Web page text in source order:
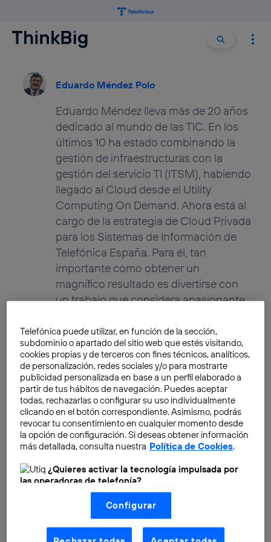
Buscar
Eduardo Méndez Polo
Eduardo Méndez lleva más de 20 años
dedicado al mundo de las TIC. En los
últimos 10 ha estado combinando la
gestión de infraestructuras con la
gestión del servicio TI (ITSM), habiendo
llegado al Cloud desde el Utility
Computing On Demand. Ahora está al
cargo de la estrategia de Cloud Privada
para los Sistemas de Información de
Telefónica España. Para él, tan
importante como obtener un
magnífico resultado es divertirse con
un trabajo que considera apasionante.
píldoras de las tecnologías y procesos
en torno a Cloud, siempre desde el
punto de vista de su opinión y
experiencia.
Open source al ataque
Eduardo Méndez Polo
Telefónica puede utilizar, en función de la sección,
subdominio o apartado del sitio web que estés visitando,
cookies propias y de terceros con fines técnicos, analíticos,
de personalización, redes sociales y/o para mostrarte
publicidad personalizada en base a un perfil elaborado a
partir de tus hábitos de navegación. Puedes aceptar
todas, rechazarlas o configurar su uso individualmente
clicando en el botón correspondiente. Asimismo, podrás
revocar tu consentimiento en cualquier momento desde
la opción de configuración. Si deseas obtener información
más detallada, consulta nuestra Política de Cookies.
¿Quieres activar la tecnología impulsada por
las operadoras de telefonía?
Nosotros, Telefónica S.A., utilizamos la tecnología Utiq para
realizar nuestras acciones de marketing digital o análisis
(como se describe en este aviso de consentimiento)
basadas en tu navegación en nuestra(s) web(s)
aquí(solo cuando utilizas una conexión a
Configurar